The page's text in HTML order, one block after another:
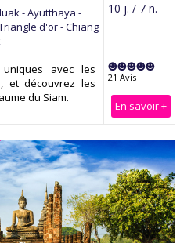
10 j. / 7 n.
21 Avis
En savoir +
- Ayutthaya -
d'or - Chiang
avec les
et découvrez les
du Siam.